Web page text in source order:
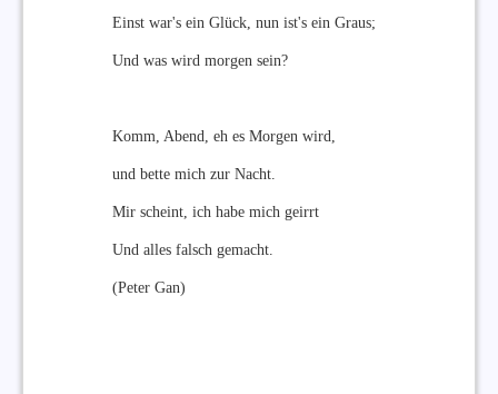
Einst war's ein Glück, nun ist's ein Graus;
Und was wird morgen sein?
Komm, Abend, eh es Morgen wird,
und bette mich zur Nacht.
Mir scheint, ich habe mich geirrt
Und alles falsch gemacht.
(Peter Gan)